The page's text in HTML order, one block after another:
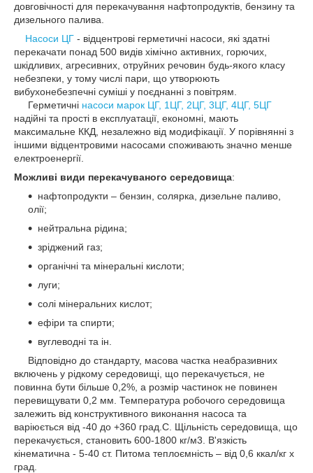
довговічності для перекачування нафтопродуктів, бензину та
дизельного палива.
Насоси ЦГ - відцентрові герметичні насоси, які здатні
перекачати понад 500 видів хімічно активних, горючих,
шкідливих, агресивних, отруйних речовин будь-якого класу
небезпеки, у тому числі пари, що утворюють
вибухонебезпечні суміші у поєднанні з повітрям.
Герметичні насоси марок ЦГ, 1ЦГ, 2ЦГ, 3ЦГ, 4ЦГ, 5ЦГ
надійні та прості в експлуатації, економні, мають
максимальне ККД, незалежно від модифікації. У порівнянні з
іншими відцентровими насосами споживають значно менше
електроенергії.
Можливі види перекачуваного середовища:
нафтопродукти – бензин, солярка, дизельне паливо,
олії;
нейтральна рідина;
зріджений газ;
органічні та мінеральні кислоти;
луги;
солі мінеральних кислот;
ефіри та спирти;
вуглеводні та ін.
Відповідно до стандарту, масова частка неабразивних
включень у рідкому середовищі, що перекачується, не
повинна бути більше 0,2%, а розмір частинок не повинен
перевищувати 0,2 мм. Температура робочого середовища
залежить від конструктивного виконання насоса та
варіюється від -40 до +360 град.С. Щільність середовища, що
перекачується, становить 600-1800 кг/м3. В'язкість
кінематична - 5-40 ст. Питома теплоємність – від 0,6 ккал/кг x
град.